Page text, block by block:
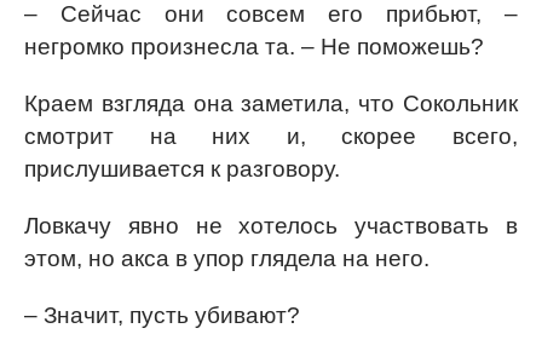
– Сейчас они совсем его прибьют, –
негромко произнесла та. – Не поможешь?
Краем взгляда она заметила, что Сокольник
смотрит на них и, скорее всего,
прислушивается к разговору.
Ловкачу явно не хотелось участвовать в
этом, но акса в упор глядела на него.
– Значит, пусть убивают?